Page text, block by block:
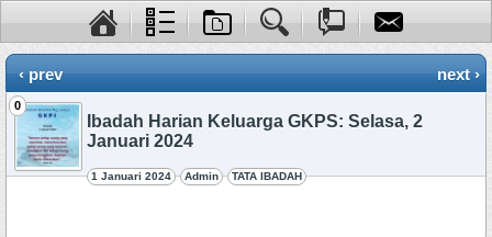
‹ prev next ›
0
Ibadah Harian Keluarga GKPS: Selasa, 2
Januari 2024
1 Januari 2024 Admin TATA IBADAH